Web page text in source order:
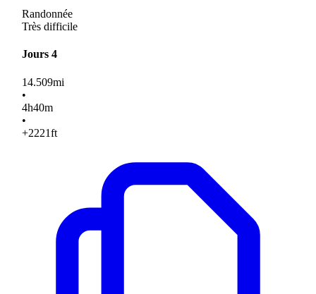
Randonnée
Très difficile
Jours 4
14.509mi
•
4h40m
•
+2221ft